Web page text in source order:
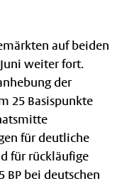
auf beiden
weiter fort.
der
25 Basispunkte
für deutliche
für rückläufige
BP bei deutschen